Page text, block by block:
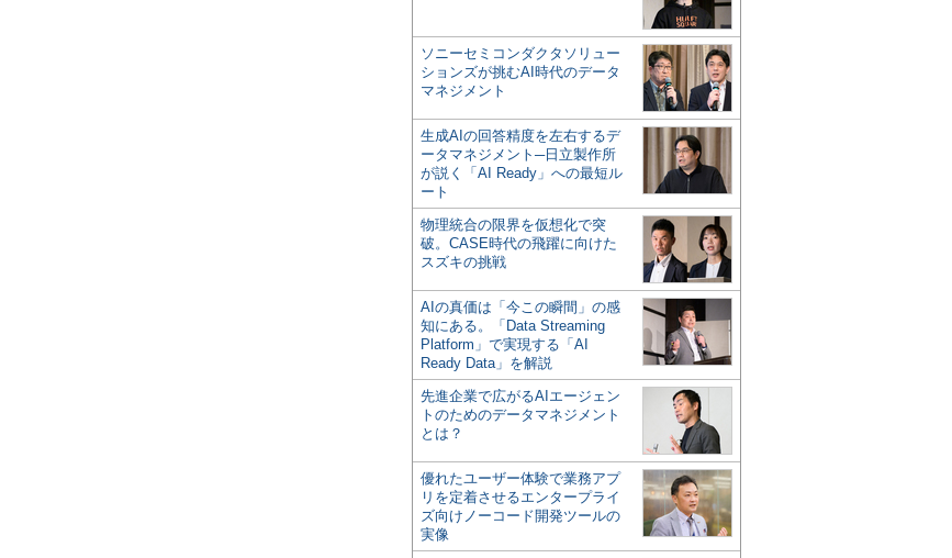
ソニーセミコンダクタソリュー
ションズが挑むAI時代のデータ
マネジメント
生成AIの回答精度を左右するデ
ータマネジメント─日立製作所
が説く「AI Ready」への最短ル
ート
物理統合の限界を仮想化で突
破。CASE時代の飛躍に向けた
スズキの挑戦
AIの真価は「今この瞬間」の感
知にある。「Data Streaming
Platform」で実現する「AI
Ready Data」を解説
先進企業で広がるAIエージェン
トのためのデータマネジメント
とは？
優れたユーザー体験で業務アプ
リを定着させるエンタープライ
ズ向けノーコード開発ツールの
実像